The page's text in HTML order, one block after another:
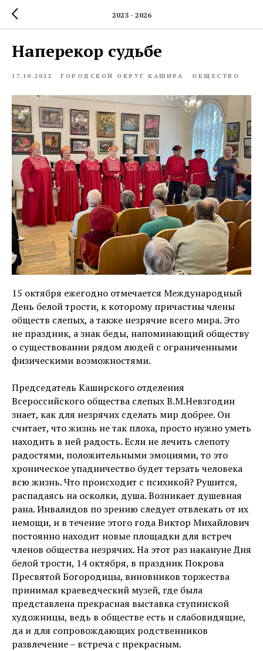
2023 - 2026
Наперекор судьбе
17.10.2022 ГОРОДСКОЙ ОКРУГ КАШИРА ОБЩЕСТВО
15 октября ежегодно отмечается Международный
День белой трости, к которому причастны члены
обществ слепых, а также незрячие всего мира. Это
не праздник, а знак беды, напоминающий обществу
о существовании рядом людей с ограниченными
физическими возможностями.
Председатель Каширского отделения
Всероссийского общества слепых В.М.Невзгодин
знает, как для незрячих сделать мир добрее. Он
считает, что жизнь не так плоха, просто нужно уметь
находить в ней радость. Если не лечить слепоту
радостями, положительными эмоциями, то это
хроническое упадничество будет терзать человека
всю жизнь. Что происходит с психикой? Рушится,
распадаясь на осколки, душа. Возникает душевная
рана. Инвалидов по зрению следует отвлекать от их
немощи, и в течение этого года Виктор Михайлович
постоянно находит новые площадки для встреч
членов общества незрячих. На этот раз накануне Дня
белой трости, 14 октября, в праздник Покрова
Пресвятой Богородицы, виновников торжества
принимал краеведческий музей, где была
представлена прекрасная выставка ступинской
художницы, ведь в обществе есть и слабовидящие,
да и для сопровождающих родственников
развлечение – встреча с прекрасным.